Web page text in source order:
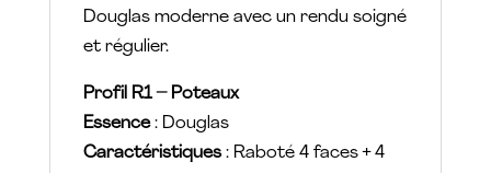
Douglas moderne avec un rendu soigné
et régulier.
Profil R1 – Poteaux
Essence: Douglas
Caractéristiques: Raboté 4 faces + 4